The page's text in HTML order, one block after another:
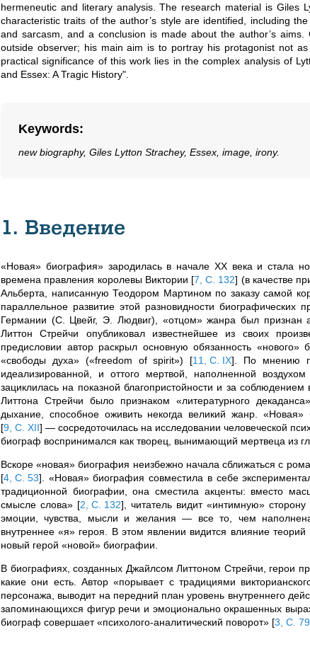
hermeneutic and literary analysis. The research material is Giles
characteristic traits of the author’s style are identified, including
and sarcasm, and a conclusion is made about the author’s
outside observer; his main aim is to portray his protagonist not
practical significance of this work lies in the complex analysis of
and Essex: A Tragic History".
Keywords:
new biography, Giles Lytton Strachey, Essex, image, irony.
1. Введение
«Новая» биография»зародилась в начале XX века и стала
времена правления королевы Виктории [7, С. 132] (в качестве
Альберта, написанную Теодором Мартином по заказу самой
параллельное развитие этой разновидности
Германии (С. Цвейг, Э. Людвиг), «отцом» жанра был признан
Литтон Стрейчи опубликовал известнейшее из своих
предисловии автор раскрыл основную обязанность
«свободы духа» («freedom of spirit») [11, С. IX] . По мнению
идеализированной, и оттого мертвой, наполненной
зациклилась на показной благопристойности и за
Литтона Стрейчи было признаком «литературного
дыхание, способное оживить некогда великий жанр.
[9, С. XII] — сосредоточилась на исследовании человеческой
биограф воспринимался как творец, вынимающий мертвеца из
Вскоре «новая» биография неизбежно начала сближаться с
[4, С. 53] . «Новая» биография совместила в себе
традиционной биографии, она сместила акценты: вместо
смысле слова» [2, С. 132] , читатель видит «интимную»
эмоции, чувства, мысли и желания — все то, чем наполнена
внутреннее «я» героя. В этом явлении видится влияние
новый герой «новой» биографии.
В биографиях, созданных Джайлсом Литтоном Стрейчи, герои
какие они есть. Автор «порывает с традициями
персонажа, выводит на передний план уровень внутреннего
запоминающихся фигур речи и эмоционально окрашенных
биограф совершает «психолого-аналитический поворот» [3, С. 79